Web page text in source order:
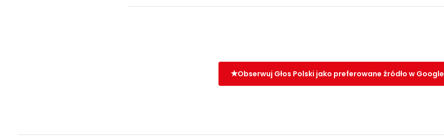
Obserwuj Głos Polski jako preferowane źródło w Google